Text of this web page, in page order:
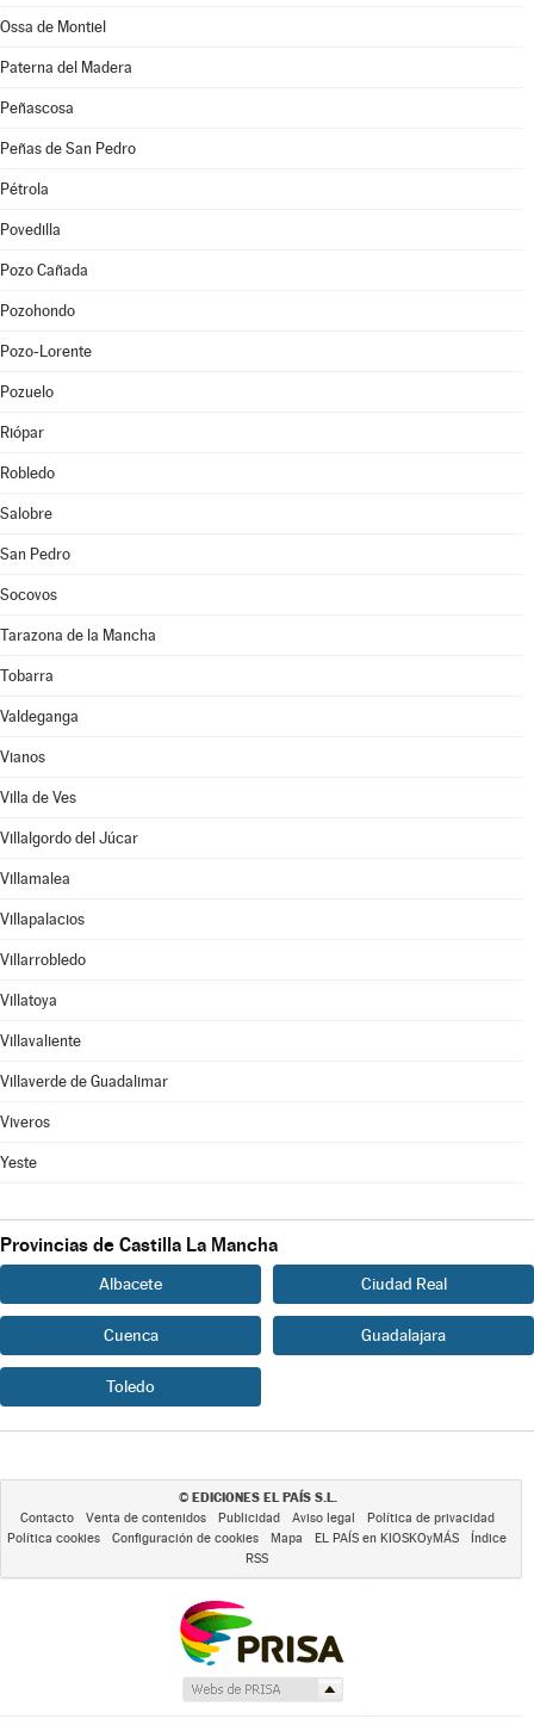
Ossa de Montiel
Paterna del Madera
Peñascosa
Peñas de San Pedro
Pétrola
Povedilla
Pozo Cañada
Pozohondo
Pozo-Lorente
Pozuelo
Riópar
Robledo
Salobre
San Pedro
Socovos
Tarazona de la Mancha
Tobarra
Valdeganga
Vianos
Villa de Ves
Villalgordo del Júcar
Villamalea
Villapalacios
Villarrobledo
Villatoya
Villavaliente
Villaverde de Guadalimar
Viveros
Yeste
Provincias de Castilla La Mancha
Albacete Ciudad Real
Cuenca Guadalajara
Toledo
© EDICIONES EL PAÍS S.L.
Contacto Venta de contenidos Publicidad Aviso legal
Política de privacidad
Política cookies
Configuración de cookies Mapa EL PAÍS en KIOSKOyMÁS
Índice
RSS